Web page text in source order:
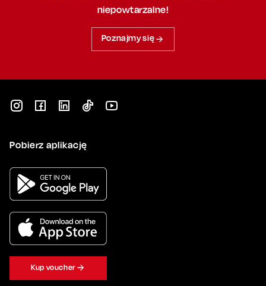
niepowtarzalne!
Poznajmy się
Pobierz aplikację
Kup voucher